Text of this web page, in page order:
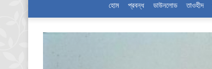
হোম প্রবন্ধ ডাউনলোড তাওহীদ